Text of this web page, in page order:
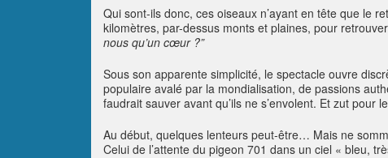
Qui sont-ils donc, ces oiseaux n’ayant en tête que le
kilomètres, par-dessus monts et plaines, pour
nous qu’un cœur ?”
Sous son apparente simplicité, le spectacle ouvre
populaire avalé par la mondialisation, de passions
faudrait sauver avant qu’ils ne s’envolent. Et zut pour
Au début, quelques lenteurs peut-être… Mais ne
Celui de l’attente du pigeon 701 dans un ciel « bleu,